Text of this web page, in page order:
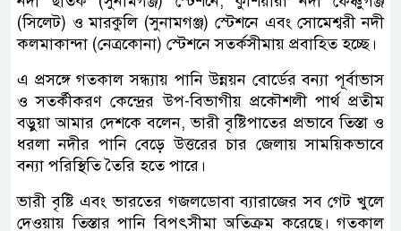
(সিলেট) ও মারকুলি (সুনামগঞ্জ) স্টেশনে এবং সোমেশ্বরী নদী
কলমাকান্দা (নেত্রকোনা) স্টেশনে সতর্কসীমায় প্রবাহিত হচ্ছে।
এ প্রসঙ্গে গতকাল সন্ধ্যায় পানি উন্নয়ন বোর্ডের বন্যা পূর্বাভাস
ও সতর্কীকরণ কেন্দ্রের উপ-বিভাগীয় প্রকৌশলী পার্থ প্রতীম
বড়ুয়া আমার দেশকে বলেন, ভারী বৃষ্টিপাতের প্রভাবে তিস্তা ও
ধরলা নদীর পানি বেড়ে উত্তরের চার জেলায় সাময়িকভাবে
বন্যা পরিস্থিতি তৈরি হতে পারে।
ভারী বৃষ্টি এবং ভারতের গজলডোবা ব্যারাজের সব গেট খুলে
দেওয়ায় তিস্তার পানি বিপৎসীমা অতিক্রম করেছে। গতকাল